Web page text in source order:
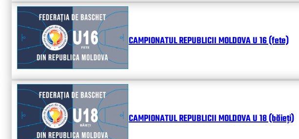
CAMPIONATUL REPUBLICII MOLDOVA U 16 (fete)
CAMPIONATUL REPUBLICII MOLDOVA U 18 (băieți)